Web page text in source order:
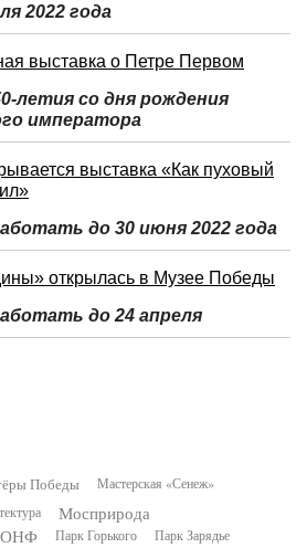
2022 года
выставка о Петре Первом
летия со дня рождения
императора
выставка «Как пуховый
до 30 июня 2022 года
открылась в Музее Победы
до 24 апреля
Победы
Мастерская «Сенеж»
Мосприрода
ОНФ Парк Горького Парк Зарядье